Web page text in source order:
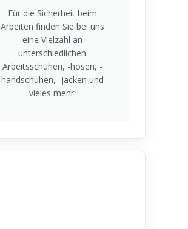
Für die Sicherheit beim
Arbeiten finden Sie bei uns
eine Vielzahl an
unterschiedlichen
Arbeitsschuhen, -hosen, -
handschuhen, -jacken und
vieles mehr.